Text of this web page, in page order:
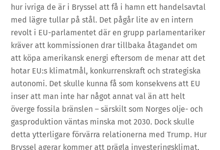
hur ivriga de är i Bryssel att få i hamn ett handelsavtal
med lägre tullar på stål. Det pågår lite av en intern
revolt i EU-parlamentet där en grupp parlamentariker
kräver att kommissionen drar tillbaka åtagandet om
att köpa amerikansk energi eftersom de menar att det
hotar EU:s klimatmål, konkurrenskraft och strategiska
autonomi. Det skulle kunna få som konsekvens att EU
inser att man inte har något annat val än att helt
överge fossila bränslen – särskilt som Norges olje- och
gasproduktion väntas minska mot 2030. Dock skulle
detta ytterligare förvärra relationerna med Trump. Hur
Bryssel agerar kommer att prägla investeringsklimat,